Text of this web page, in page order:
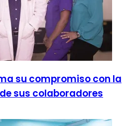
su compromiso con la
sus colaboradores